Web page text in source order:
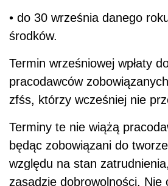
• do 30 września danego
środków.
Termin wrześniowej wpłaty
pracodawców
zfśs, którzy wcześniej nie
Terminy te nie wiążą
będąc zobowiązani do
względu na stan
zasadzie dobrowolności. Nie